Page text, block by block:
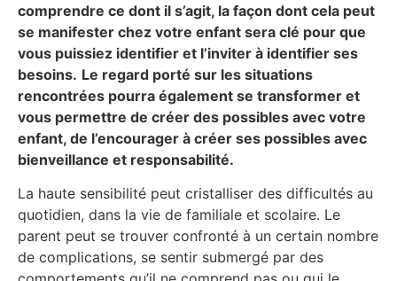
comprendre ce dont il s’agit, la façon dont cela peut
se manifester chez votre enfant sera clé pour que
vous puissiez identifier et l’inviter à identifier ses
besoins. Le regard porté sur les situations
rencontrées pourra également se transformer et
vous permettre de créer des possibles avec votre
enfant, de l’encourager à créer ses possibles avec
bienveillance et responsabilité.
La haute sensibilité peut cristalliser des difficultés au
quotidien, dans la vie de familiale et scolaire. Le
parent peut se trouver confronté à un certain nombre
de complications, se sentir submergé par des